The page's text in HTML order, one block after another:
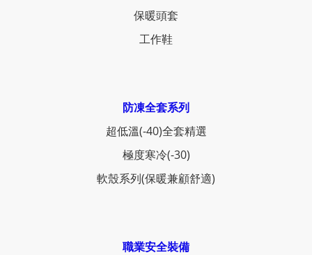
保暖頭套
工作鞋
防凍全套系列
超低溫(-40)全套精選
極度寒冷(-30)
軟殼系列(保暖兼顧舒適)
職業安全裝備